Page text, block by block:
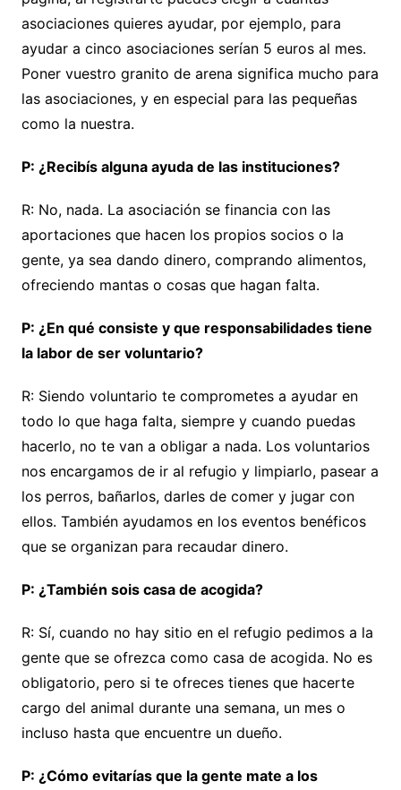
asociaciones quieres ayudar, por ejemplo, para
ayudar a cinco asociaciones serían 5 euros al mes.
Poner vuestro granito de arena significa mucho para
las asociaciones, y en especial para las pequeñas
como la nuestra.
P: ¿Recibís alguna ayuda de las instituciones?
R: No, nada. La asociación se financia con las
aportaciones que hacen los propios socios o la
gente, ya sea dando dinero, comprando alimentos,
ofreciendo mantas o cosas que hagan falta.
P: ¿En qué consiste y que responsabilidades tiene
la labor de ser voluntario?
R: Siendo voluntario te comprometes a ayudar en
todo lo que haga falta, siempre y cuando puedas
hacerlo, no te van a obligar a nada. Los voluntarios
nos encargamos de ir al refugio y limpiarlo, pasear a
los perros, bañarlos, darles de comer y jugar con
ellos. También ayudamos en los eventos benéficos
que se organizan para recaudar dinero.
P: ¿También sois casa de acogida?
R: Sí, cuando no hay sitio en el refugio pedimos a la
gente que se ofrezca como casa de acogida. No es
obligatorio, pero si te ofreces tienes que hacerte
cargo del animal durante una semana, un mes o
incluso hasta que encuentre un dueño.
P: ¿Cómo evitarías que la gente mate a los